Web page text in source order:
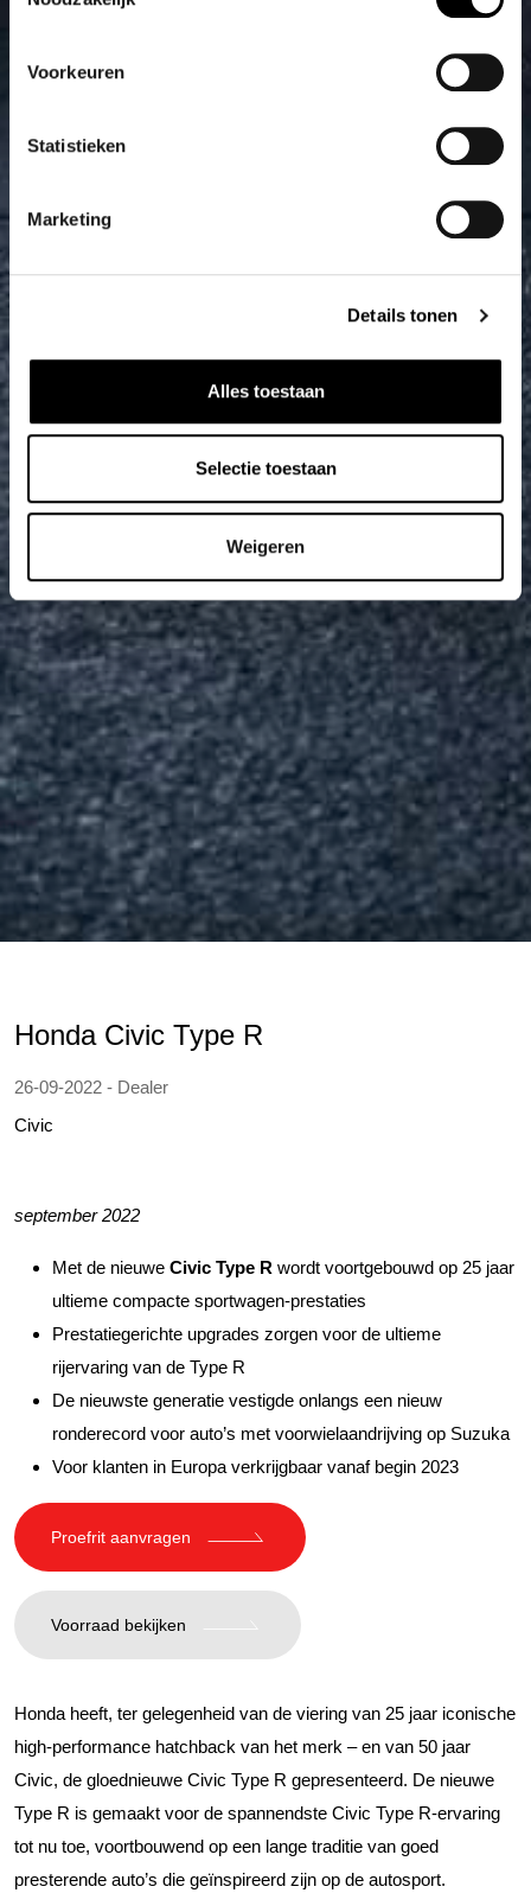
Voorkeuren
Statistieken
Marketing
Details tonen
Alles toestaan
Selectie toestaan
Weigeren
Honda Civic Type R
26-09-2022 - Dealer
Civic
september 2022
Met de nieuwe Civic Type R wordt voortgebouwd op 25 jaar
ultieme compacte sportwagen-prestaties
Prestatiegerichte upgrades zorgen voor de ultieme
rijervaring van de Type R
De nieuwste generatie vestigde onlangs een nieuw
ronderecord voor auto’s met voorwielaandrijving op Suzuka
Voor klanten in Europa verkrijgbaar vanaf begin 2023
Proefrit aanvragen
Voorraad bekijken
Honda heeft, ter gelegenheid van de viering van 25 jaar iconische
high-performance hatchback van het merk – en van 50 jaar
Civic, de gloednieuwe Civic Type R gepresenteerd. De nieuwe
Type R is gemaakt voor de spannendste Civic Type R-ervaring
tot nu toe, voortbouwend op een lange traditie van goed
presterende auto’s die geïnspireerd zijn op de autosport.